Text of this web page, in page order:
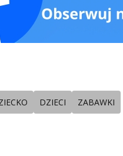
DZIECI ZABAWKI